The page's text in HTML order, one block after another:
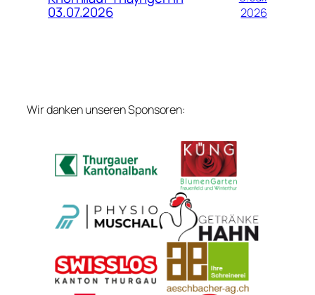
03.07.2026
2026
Wir danken unseren Sponsoren: